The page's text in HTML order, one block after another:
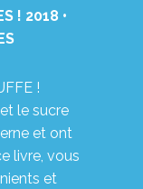
! 2018 •
!
le sucre
et ont
livre, vous
et